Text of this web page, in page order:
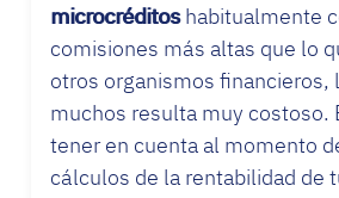
microcréditoshabitualmente
comisiones más altas que lo
otros organismos financieros,
muchos resulta muy costoso.
tener en cuenta al momento
cálculos de la rentabilidad de